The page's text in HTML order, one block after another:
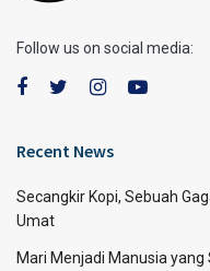
Follow us on social media:
Recent News
Secangkir Kopi, Sebuah
Umat
Mari Menjadi Manusia